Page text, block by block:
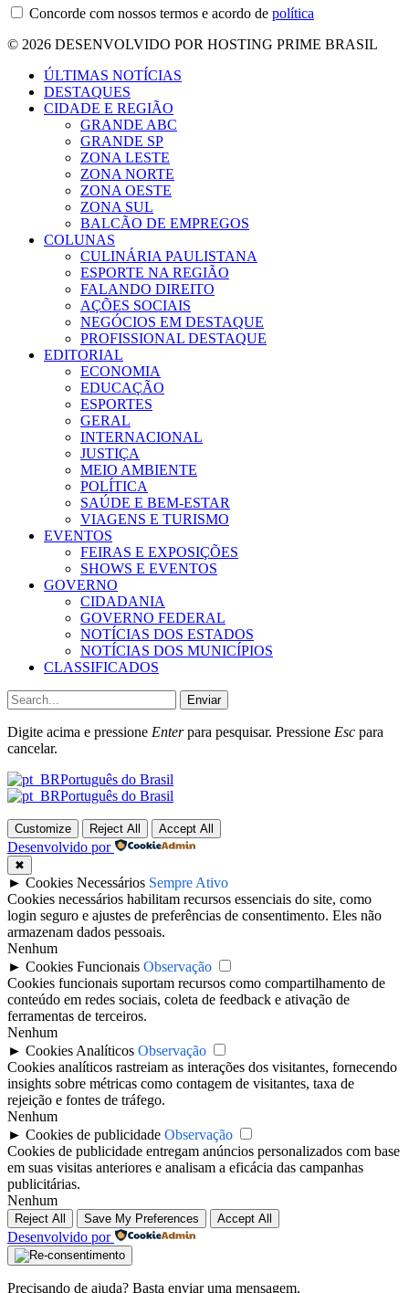
Concorde com nossos termos e acordo de política
© 2026 DESENVOLVIDO POR HOSTING PRIME BRASIL
ÚLTIMAS NOTÍCIAS
DESTAQUES
CIDADE E REGIÃO
GRANDE ABC
GRANDE SP
ZONA LESTE
ZONA NORTE
ZONA OESTE
ZONA SUL
BALCÃO DE EMPREGOS
COLUNAS
CULINÁRIA PAULISTANA
ESPORTE NA REGIÃO
FALANDO DIREITO
AÇÕES SOCIAIS
NEGÓCIOS EM DESTAQUE
PROFISSIONAL DESTAQUE
EDITORIAL
ECONOMIA
EDUCAÇÃO
ESPORTES
GERAL
INTERNACIONAL
JUSTIÇA
MEIO AMBIENTE
POLÍTICA
SAÚDE E BEM-ESTAR
VIAGENS E TURISMO
EVENTOS
FEIRAS E EXPOSIÇÕES
SHOWS E EVENTOS
GOVERNO
CIDADANIA
GOVERNO FEDERAL
NOTÍCIAS DOS ESTADOS
NOTÍCIAS DOS MUNICÍPIOS
CLASSIFICADOS
Enviar
Digite acima e pressione Enterpara pesquisar. Pressione Esc para
cancelar.
Português do Brasil
Português do Brasil
Customize Reject All Accept All
Desenvolvido por
✖
► Cookies Necessários Sempre Ativo
Cookies necessários habilitam recursos essenciais do site, como
login seguro e ajustes de preferências de consentimento. Eles não
armazenam dados pessoais.
Nenhum
► Cookies Funcionais Observação
Cookies funcionais suportam recursos como compartilhamento de
conteúdo em redes sociais, coleta de feedback e ativação de
ferramentas de terceiros.
Nenhum
► Cookies Analíticos Observação
Cookies analíticos rastreiam as interações dos visitantes, fornecendo
insights sobre métricas como contagem de visitantes, taxa de
rejeição e fontes de tráfego.
Nenhum
► Cookies de publicidade Observação
Cookies de publicidade entregam anúncios personalizados com base
em suas visitas anteriores e analisam a eficácia das campanhas
publicitárias.
Nenhum
Reject All Save My Preferences Accept All
Desenvolvido por
Precisando de ajuda? Basta enviar uma mensagem.